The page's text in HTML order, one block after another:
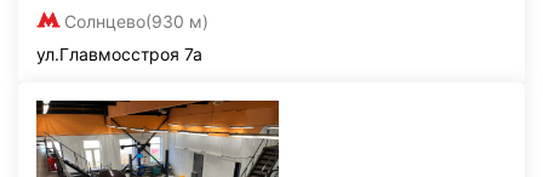
Солнцево(930 м)
ул.Главмосстроя 7а